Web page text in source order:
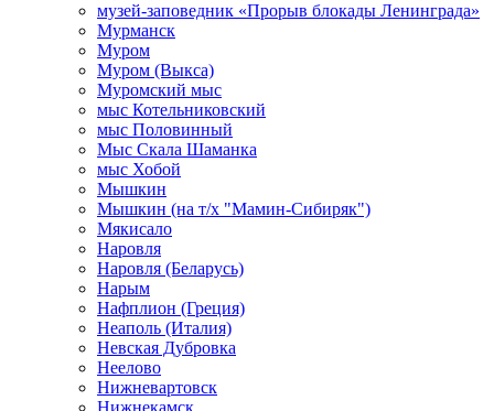
музей-заповедник «Прорыв блокады Ленинграда»
Мурманск
Муром
Муром (Выкса)
Муромский мыс
мыс Котельниковский
мыс Половинный
Мыс Скала Шаманка
мыс Хобой
Мышкин
Мышкин (на т/х "Мамин-Сибиряк")
Мякисало
Наровля
Наровля (Беларусь)
Нарым
Нафплион (Греция)
Неаполь (Италия)
Невская Дубровка
Неелово
Нижневартовск
Нижнекамск